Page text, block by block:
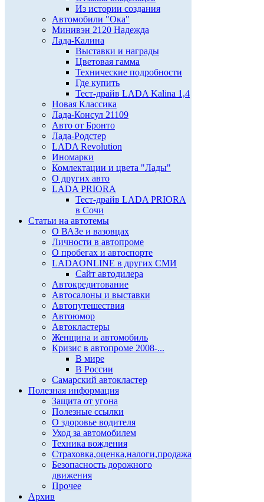
Из истории создания
Автомобили "Ока"
Минивэн 2120 Надежда
Лада-Калина
Выставки и награды
Цветовая гамма
Технические подробности
Где купить
Тест-драйв LADA Kalina 1,4
Новая Классика
Лада-Консул 21109
Авто от Бронто
Лада-Родстер
LADA Revolution
Иномарки
Комлектации и цвета "Лады"
О других авто
LADA PRIORA
Тест-драйв LADA PRIORA
в Сочи
Статьи на автотемы
О ВАЗе и вазовцах
Личности в автопроме
О пробегах и автоспорте
LADAONLINE в других СМИ
Сайт автодилера
Автокредитование
Автосалоны и выставки
Автопутешествия
Автоюмор
Автокластеры
Женщина и автомобиль
Кризис в автопроме 2008-...
В мире
В России
Самарский автокластер
Полезная информация
Защита от угона
Полезные ссылки
О здоровье водителя
Уход за автомобилем
Техника вождения
Страховка,оценка,налоги,продажа
Безопасность дорожного
движения
Прочее
Архив